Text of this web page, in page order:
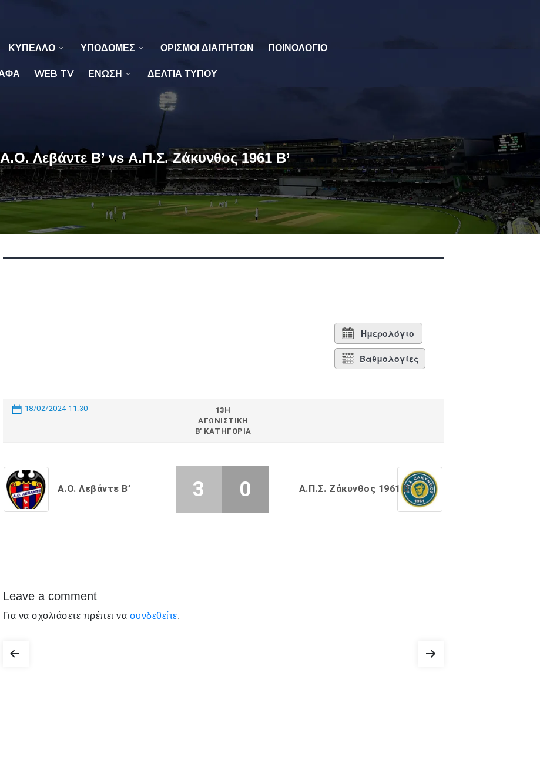
ΚΥΠΕΛΛΟ ΥΠΟΔΟΜΕΣ ΟΡΙΣΜΟΙ ΔΙΑΙΤΗΤΩΝ ΠΟΙΝΟΛΟΓΙΟ
WEB TV ΕΝΩΣΗ ΔΕΛΤΙΑ ΤΥΠΟΥ
Α.Ο. Λεβάντε Β’ vs Α.Π.Σ. Ζάκυνθος 1961 Β’
Ημερολόγιο
Βαθμολογίες
18/02/2024 11:30
13Η
ΑΓΩΝΙΣΤΙΚΉ
Β' ΚΑΤΗΓΟΡΊΑ
Α.Ο. Λεβάντε Β’ Α.Π.Σ. Ζάκυνθος 1961 Β’
3 0
Leave a comment
Για να σχολιάσετε πρέπει να συνδεθείτε.